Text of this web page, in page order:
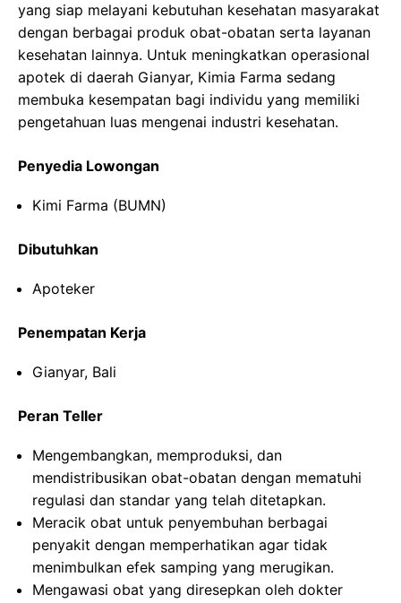
yang siap melayani kebutuhan kesehatan masyarakat
dengan berbagai produk obat-obatan serta layanan
kesehatan lainnya. Untuk meningkatkan operasional
apotek di daerah Gianyar, Kimia Farma sedang
membuka kesempatan bagi individu yang memiliki
pengetahuan luas mengenai industri kesehatan.
Penyedia Lowongan
Kimi Farma (BUMN)
Dibutuhkan
Apoteker
Penempatan Kerja
Gianyar, Bali
Peran Teller
Mengembangkan, memproduksi, dan
mendistribusikan obat-obatan dengan mematuhi
regulasi dan standar yang telah ditetapkan.
Meracik obat untuk penyembuhan berbagai
penyakit dengan memperhatikan agar tidak
menimbulkan efek samping yang merugikan.
Mengawasi obat yang diresepkan oleh dokter